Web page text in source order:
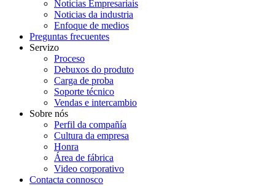
Noticias Empresariais
Noticias da industria
Enfoque de medios
Preguntas frecuentes
Servizo
Proceso
Debuxos do produto
Carga de proba
Soporte técnico
Vendas e intercambio
Sobre nós
Perfil da compañía
Cultura da empresa
Honra
Área de fábrica
Video corporativo
Contacta connosco